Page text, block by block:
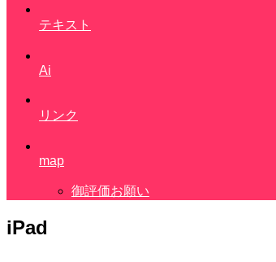
テキスト
Ai
リンク
map
御評価お願い
iPad